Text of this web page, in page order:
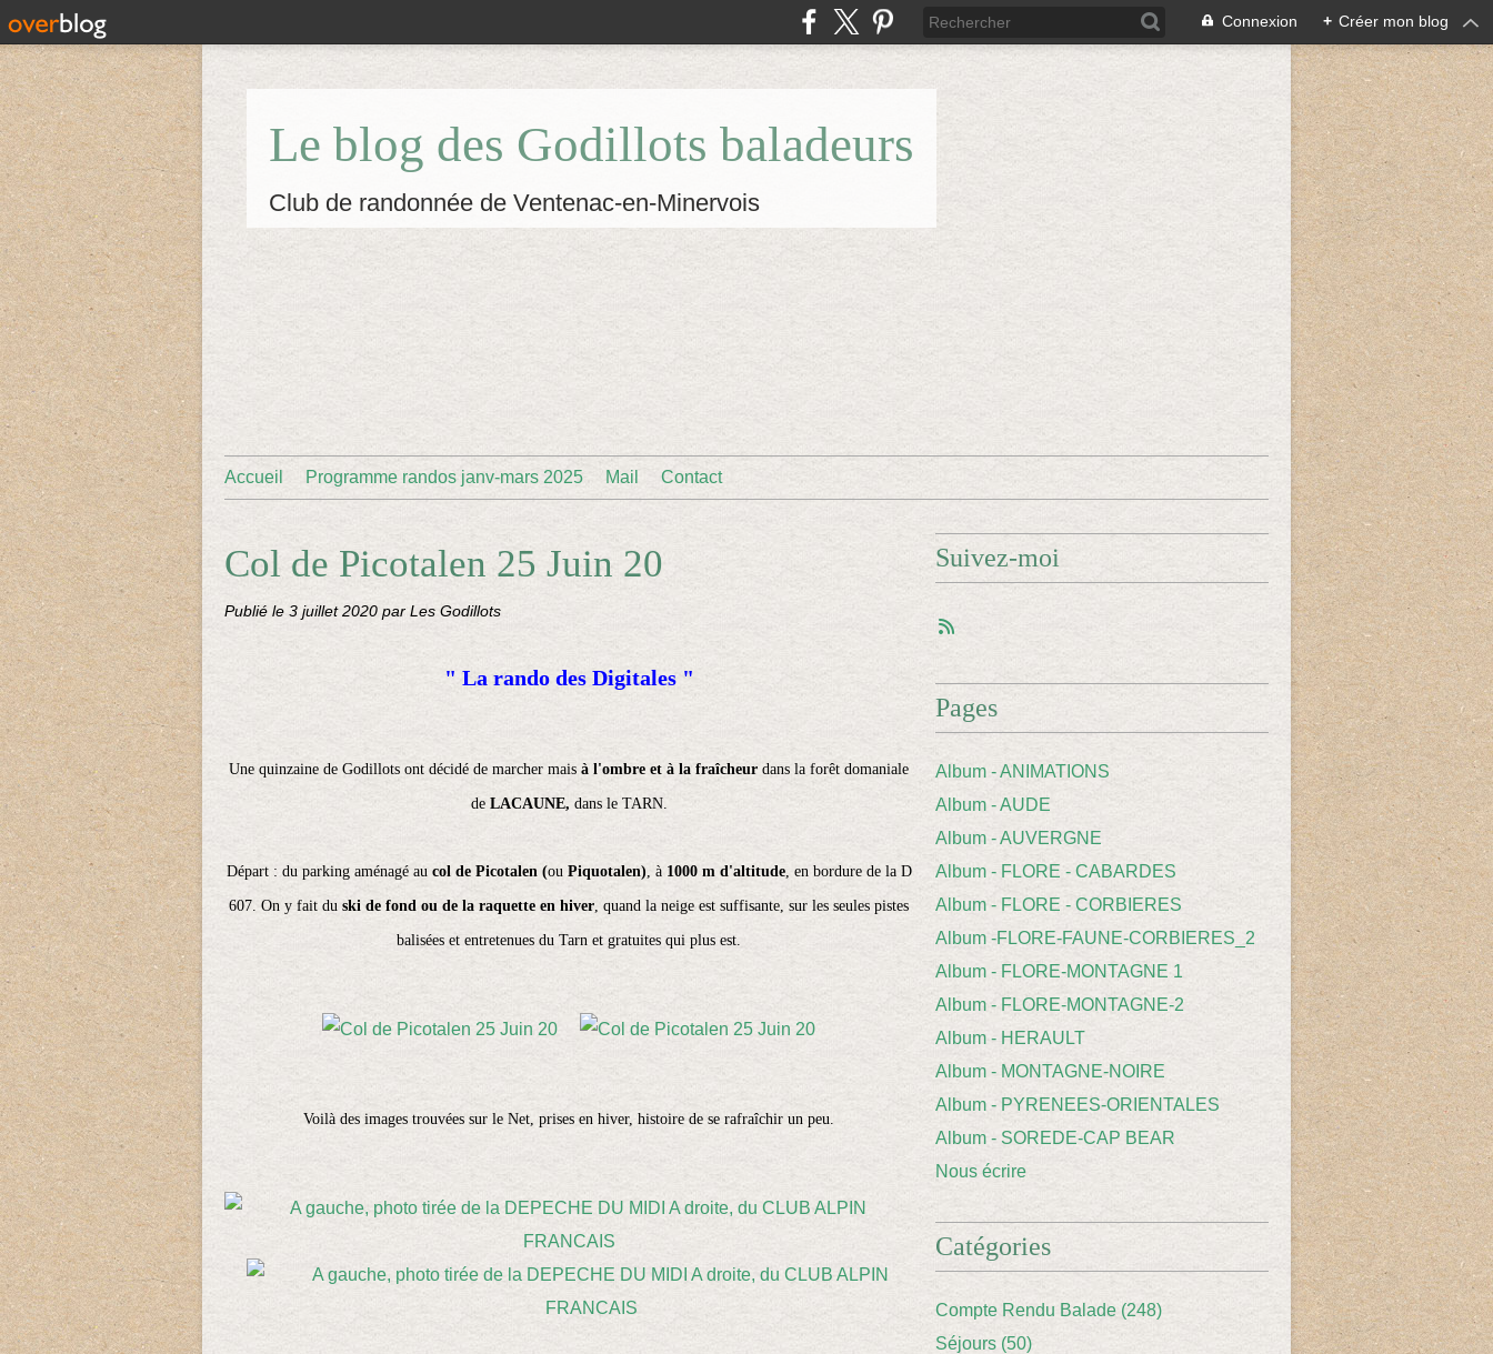
Connexion + Créer mon blog
Le blog des Godillots baladeurs
Club de randonnée de Ventenac-en-Minervois
Accueil Programme randos janv-mars 2025 Mail Contact
Col de Picotalen 25 Juin 20
Publié le 3 juillet 2020 par Les Godillots
" La rando des Digitales "
Une quinzaine de Godillots ont décidé de marcher mais à l'ombre et à la fraîcheur dans la forêt domaniale
de LACAUNE, dans le TARN.
Départ : du parking aménagé au col de Picotalen (ouPiquotalen), à 1000 m d'altitude, en bordure de la D
607. On y fait du ski de fond ou de la raquette en hiver, quand la neige est suffisante, sur les seules pistes
balisées et entretenues du Tarn et gratuites qui plus est.
Voilà des images trouvées sur le Net, prises en hiver, histoire de se rafraîchir un peu.
Suivez-moi
Pages
Album - ANIMATIONS
Album - AUDE
Album - AUVERGNE
Album - FLORE - CABARDES
Album - FLORE - CORBIERES
Album -FLORE-FAUNE-CORBIERES_2
Album - FLORE-MONTAGNE 1
Album - FLORE-MONTAGNE-2
Album - HERAULT
Album - MONTAGNE-NOIRE
Album - PYRENEES-ORIENTALES
Album - SOREDE-CAP BEAR
Nous écrire
Catégories
Compte Rendu Balade (248)
Séjours (50)